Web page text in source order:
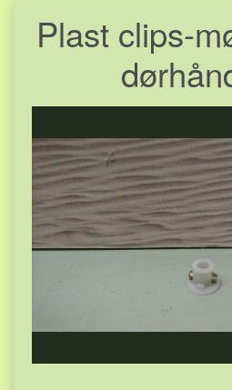
Plast clips-